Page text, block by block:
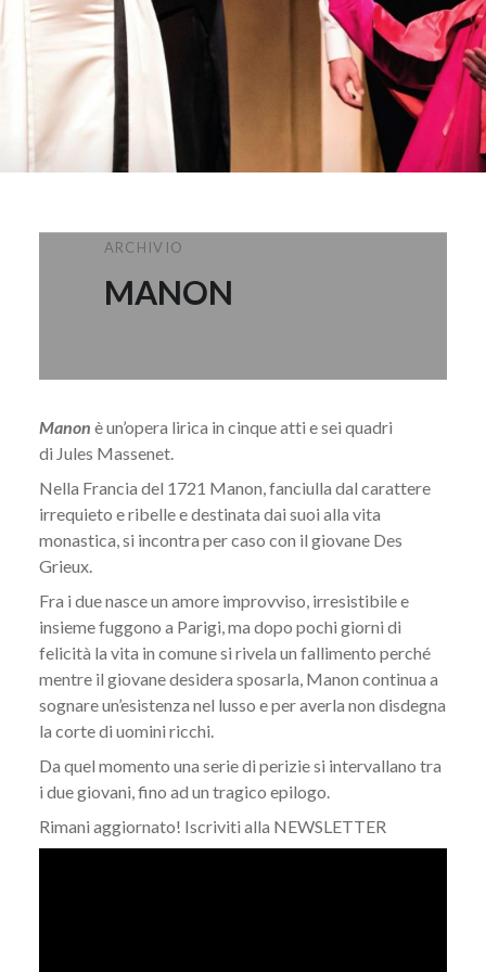
ARCHIVIO
MANON
Manon è un’opera lirica in cinque atti e sei quadri
di Jules Massenet.
Nella Francia del 1721 Manon, fanciulla dal carattere
irrequieto e ribelle e destinata dai suoi alla vita
monastica, si incontra per caso con il giovane Des
Grieux.
Fra i due nasce un amore improvviso, irresistibile e
insieme fuggono a Parigi, ma dopo pochi giorni di
felicità la vita in comune si rivela un fallimento perché
mentre il giovane desidera sposarla, Manon continua a
sognare un’esistenza nel lusso e per averla non disdegna
la corte di uomini ricchi.
Da quel momento una serie di perizie si intervallano tra
i due giovani, fino ad un tragico epilogo.
Rimani aggiornato! Iscriviti alla NEWSLETTER